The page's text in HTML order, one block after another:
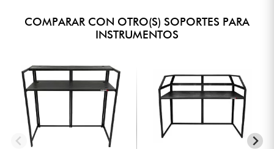
COMPARAR CON OTRO(S) SOPORTES PARA
INSTRUMENTOS